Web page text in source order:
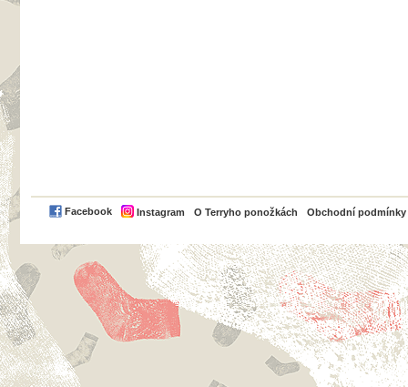
Facebook Instagram O Terryho ponožkách Obchodní podmínky
PayPal